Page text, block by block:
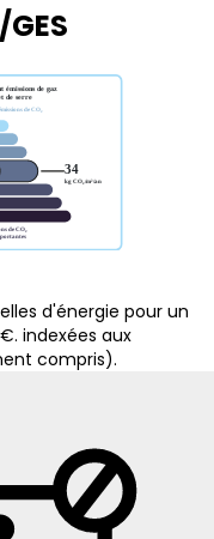
d'énergie pour un
indexées aux
compris).